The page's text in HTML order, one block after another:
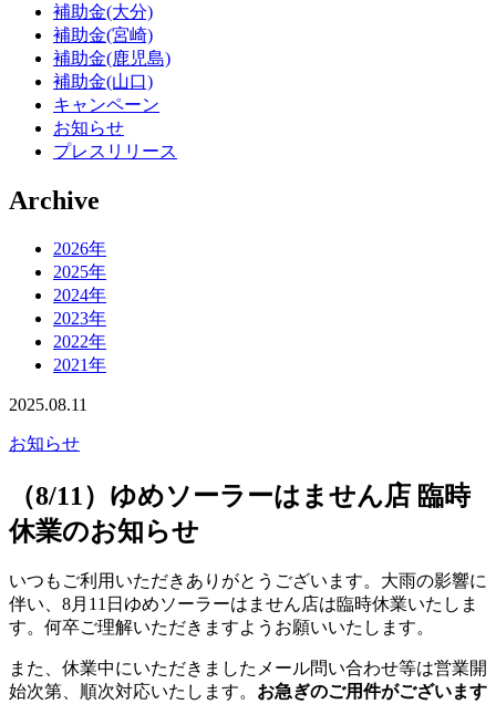
補助金(大分)
補助金(宮崎)
補助金(鹿児島)
補助金(山口)
キャンペーン
お知らせ
プレスリリース
Archive
2026年
2025年
2024年
2023年
2022年
2021年
2025.08.11
お知らせ
（8/11）ゆめソーラーはません店 臨時
休業のお知らせ
いつもご利用いただきありがとうございます。大雨の影響に
伴い、8月11日ゆめソーラーはません店は臨時休業いたしま
す。何卒ご理解いただきますようお願いいたします。
また、休業中にいただきましたメール問い合わせ等は営業開
始次第、順次対応いたします。 お急ぎのご用件がございます